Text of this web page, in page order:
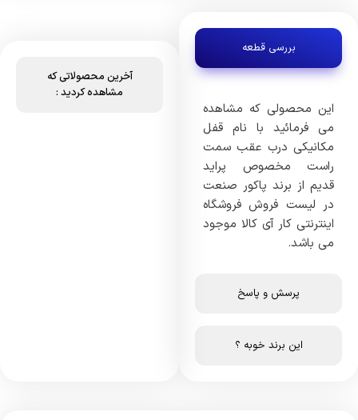
بررسی قطعه
پرسش و پاسخ
این برند خوبه ؟
این محصولی که مشاهده
می فرمائید با نام قفل
مکانیکی درب عقب سمت
راست مخصوص پراید
قدیم از برند پاکور صنعت
در لیست فروش فروشگاه
اینترنتی کار آی کالا موجود
می باشد.
آخرین محصولاتی که
مشاهده کردید :